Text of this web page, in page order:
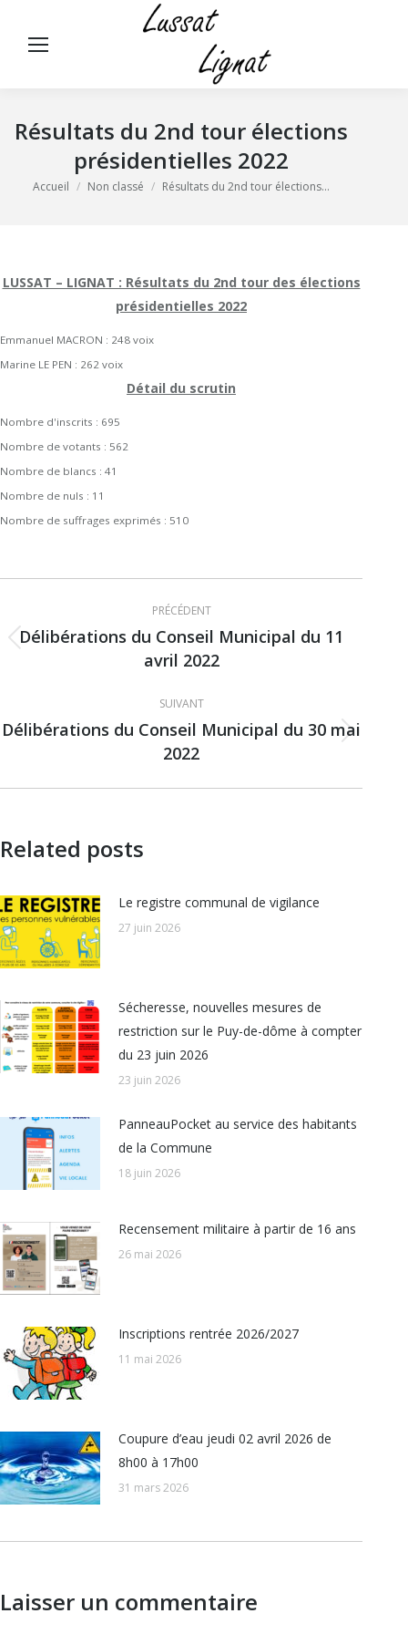
Résultats du 2nd tour élections
présidentielles 2022
Vous êtes ici :
Accueil Non classé Résultats du 2nd tour élections…
LUSSAT – LIGNAT : Résultats du 2nd tour des élections
présidentielles 2022
Emmanuel MACRON : 248 voix
Marine LE PEN : 262 voix
Détail du scrutin
Nombre d'inscrits : 695
Nombre de votants : 562
Nombre de blancs : 41
Nombre de nuls : 11
Nombre de suffrages exprimés : 510
Navigation
article
PRÉCÉDENT
Article
précédent
Délibérations du Conseil Municipal du 11
avril 2022
SUIVANT
Article
suivant
:
Délibérations du Conseil Municipal du 30 mai
2022
Related posts
Le registre communal de vigilance
27 juin 2026
Sécheresse, nouvelles mesures de
restriction sur le Puy-de-dôme à compter
du 23 juin 2026
23 juin 2026
PanneauPocket au service des habitants
de la Commune
18 juin 2026
Recensement militaire à partir de 16 ans
26 mai 2026
Inscriptions rentrée 2026/2027
11 mai 2026
Coupure d’eau jeudi 02 avril 2026 de
8h00 à 17h00
31 mars 2026
Laisser un commentaire
Panneau de gestion des cookies